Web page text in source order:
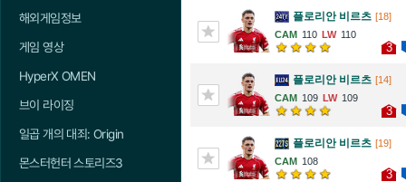
해외게임정보
게임 영상
HyperX OMEN
브이 라이징
일곱 개의 대죄: Origin
몬스터헌터 스토리즈3
플로리안 비르츠 [18]
110
110
3
플로리안 비르츠 [14]
109
109
3
플로리안 비르츠 [19]
108
3